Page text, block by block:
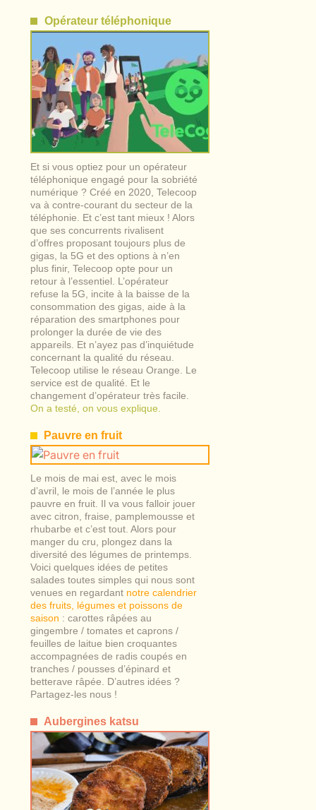
Opérateur téléphonique
Et si vous optiez pour un opérateur
téléphonique engagé pour la sobriété
numérique ? Créé en 2020, Telecoop
va à contre-courant du secteur de la
téléphonie. Et c’est tant mieux ! Alors
que ses concurrents rivalisent
d’offres proposant toujours plus de
gigas, la 5G et des options à n’en
plus finir, Telecoop opte pour un
retour à l’essentiel. L’opérateur
refuse la 5G, incite à la baisse de la
consommation des gigas, aide à la
réparation des smartphones pour
prolonger la durée de vie des
appareils. Et n’ayez pas d’inquiétude
concernant la qualité du réseau.
Telecoop utilise le réseau Orange. Le
service est de qualité. Et le
changement d’opérateur très facile.
On a testé, on vous explique.
Pauvre en fruit
Le mois de mai est, avec le mois
d’avril, le mois de l’année le plus
pauvre en fruit. Il va vous falloir jouer
avec citron, fraise, pamplemousse et
rhubarbe et c’est tout. Alors pour
manger du cru, plongez dans la
diversité des légumes de printemps.
Voici quelques idées de petites
salades toutes simples qui nous sont
venues en regardant notre calendrier
des fruits, légumes et poissons de
saison : carottes râpées au
gingembre / tomates et caprons /
feuilles de laitue bien croquantes
accompagnées de radis coupés en
tranches / pousses d’épinard et
betterave râpée. D’autres idées ?
Partagez-les nous !
Aubergines katsu